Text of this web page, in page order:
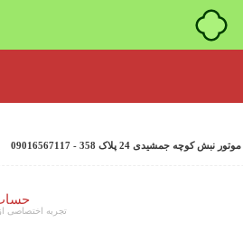
جمشیدی 24 پلاک 358 - 09016567117
تجربه اختصاصی